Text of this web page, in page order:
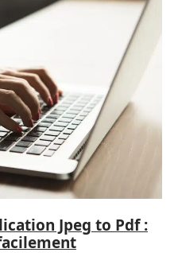
Jpeg to Pdf :